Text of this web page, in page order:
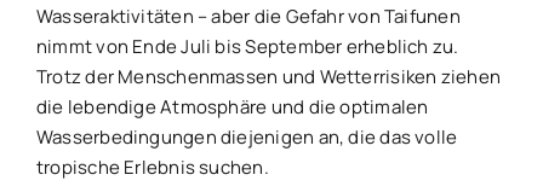
Wasseraktivitäten – aber die Gefahr von Taifunen
nimmt von Ende Juli bis September erheblich zu.
Trotz der Menschenmassen und Wetterrisiken ziehen
die lebendige Atmosphäre und die optimalen
Wasserbedingungen diejenigen an, die das volle
tropische Erlebnis suchen.